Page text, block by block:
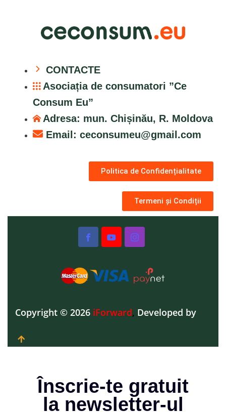
CONTACTE
Asociația de consumatori ”Ce
Consum Eu”
Adresa: mun. Chișinău, R. Moldova
Email: ceconsumeu@gmail.com
Politica de Confidențialitate
Termeni și Condiții
Copyright © 2026 iForward, Developed by
Înscrie-te gratuit
la newsletter-ul